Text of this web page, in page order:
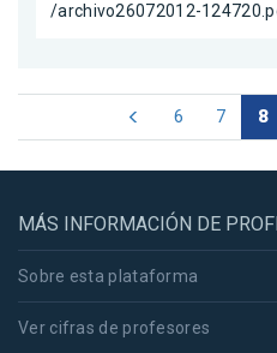
/archivo26072012-
6 7 8
MÁS INFORMACIÓN DE
Sobre esta plataforma
Ver cifras de profesores